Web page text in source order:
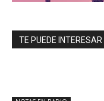
TE PUEDE INTERESAR